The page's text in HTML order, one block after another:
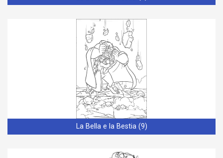
La Bella e la Bestia (9)